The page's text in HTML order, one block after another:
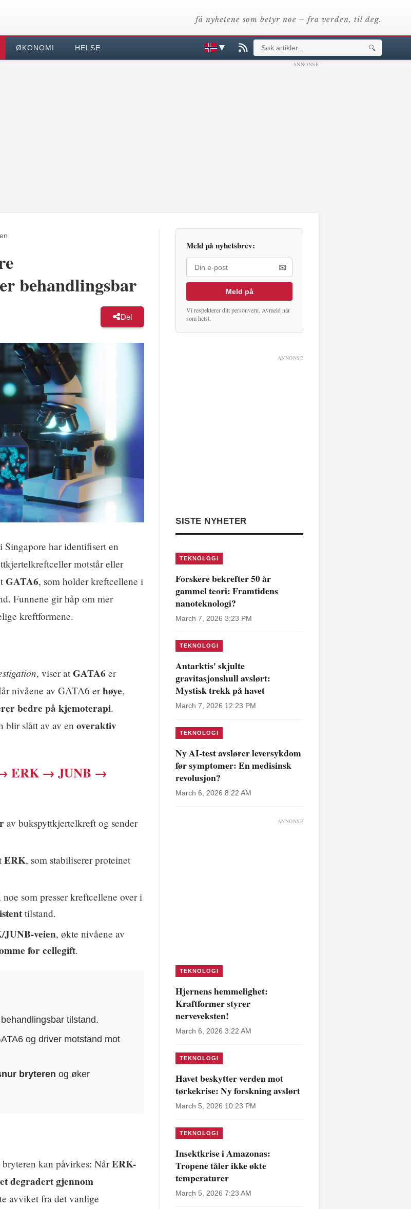
få nyhetene som betyr noe – fra verden, til deg.
ØKONOMI HELSE ▼ 🔍
ANNONSE
behandlingsbar
Del
i Singapore har identifisert en
motstår eller
GATA6, som holder kreftcellene i
Funnene gir håp om mer
kreftformene.
, viser at GATA6 er
nivåene av GATA6 erhøye,
bedre på kjemoterapi.
blir slått av av en overaktiv
ERK → JUNB →
av bukspyttkjertelkreft og sender
ERK, som stabiliserer proteinet
noe som presser kreftcellene over i
tilstand.
veien, økte nivåene av
for cellegift.
tilstand.
og driver motstand mot
bryteren og øker
kan påvirkes: NårERK-
degradert gjennom
avviket fra det vanlige
Meld på nyhetsbrev:
✉
Meld på
Vi respekterer ditt personvern. Avmeld når
som helst.
ANNONSE
SISTE NYHETER
TEKNOLOGI
Forskere bekrefter 50 år
gammel teori: Framtidens
nanoteknologi?
March 7, 2026 3:23 PM
TEKNOLOGI
Antarktis' skjulte
gravitasjonshull avslørt:
Mystisk trekk på havet
March 7, 2026 12:23 PM
TEKNOLOGI
Ny AI-test avslører leversykdom
før symptomer: En medisinsk
revolusjon?
March 6, 2026 8:22 AM
ANNONSE
TEKNOLOGI
Hjernens hemmelighet:
Kraftformer styrer
nerveveksten!
March 6, 2026 3:22 AM
TEKNOLOGI
Havet beskytter verden mot
tørkekrise: Ny forskning avslørt
March 5, 2026 10:23 PM
TEKNOLOGI
Insektkrise i Amazonas:
Tropene tåler ikke økte
temperaturer
March 5, 2026 7:23 AM